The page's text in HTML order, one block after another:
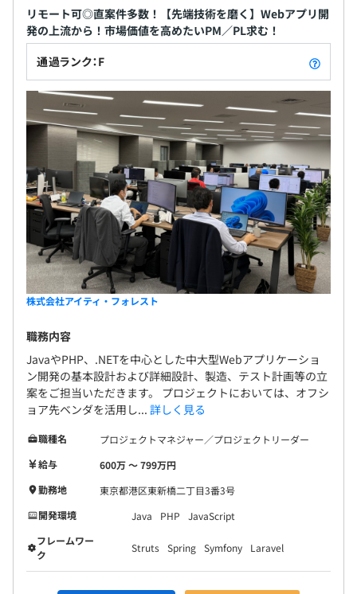
リモート可◎直案件多数！【先端技術を磨く】Webアプリ開
発の上流から！市場価値を高めたいPM／PL求む！
通過ランク：F
株式会社アイティ・フォレスト
職務内容
JavaやPHP、.NETを中心とした中大型Webアプリケーショ
ン開発の基本設計および詳細設計、製造、テスト計画等の立
案をご担当いただきます。 プロジェクトにおいては、オフシ
ョア先ベンダを活用し... 詳しく見る
職種名
プロジェクトマネジャー／プロジェクトリーダー
給与
600万 〜 799万円
勤務地
東京都港区東新橋二丁目3番3号
開発環境
Java PHP
JavaScript
フレームワー
ク
Struts Spring Symfony Laravel